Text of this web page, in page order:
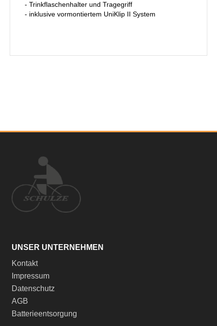
- Trinkflaschenhalter und Tragegriff
- inklusive vormontiertem UniKlip II System
UNSER UNTERNEHMEN
Kontakt
Impressum
Datenschutz
AGB
Batterieentsorgung